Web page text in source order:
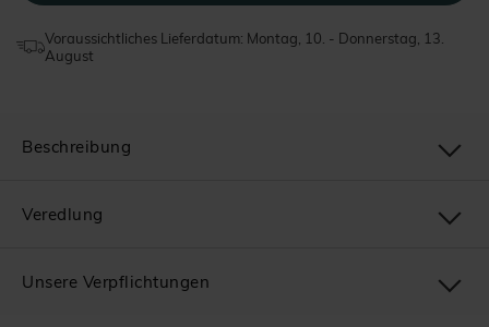
Voraussichtliches Lieferdatum: Montag, 10. - Donnerstag, 13.
August
Beschreibung
Veredlung
Unsere Verpflichtungen